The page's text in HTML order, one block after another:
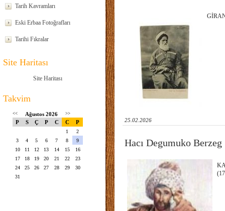
Tarih Kavramları
Eski Erbaa Fotoğrafları
Tarihi Fıkralar
Site Haritası
Site Haritası
Takvim
<< Ağustos 2026 >>
P S Ç P C C P
1
2
3
4 5 6 7 8
9
10
11 12 13 14 15
16
17
18 19 20 21 22
23
24
25 26 27 28 29
30
31
25.02.2026
Hacı Degumuko Berzeg